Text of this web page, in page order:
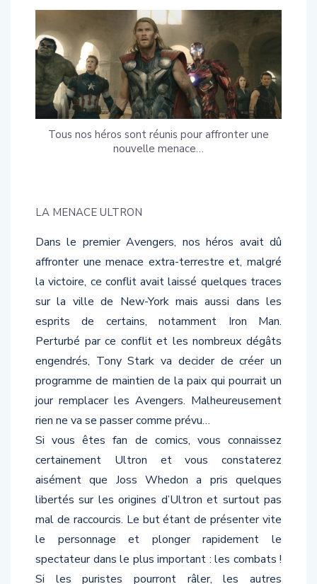
Tous nos héros sont réunis pour affronter une
nouvelle menace…
affronter une menace extra-terrestre et, malgré
la victoire, ce conflit avait laissé quelques traces
sur la ville de New-York mais aussi dans les
esprits de certains, notamment Iron Man.
Perturbé par ce conflit et les nombreux dégâts
engendrés, Tony Stark va decider de créer un
programme de maintien de la paix qui pourrait un
jour remplacer les Avengers. Malheureusement
rien ne va se passer comme prévu…
Si vous êtes fan de comics, vous connaissez
certainement Ultron et vous constaterez
aisément que Joss Whedon a pris quelques
libertés sur les origines d’Ultron et surtout pas
mal de raccourcis. Le but étant de présenter vite
le personnage et plonger rapidement le
spectateur dans le plus important : les combats !
Si les puristes pourront râler, les autres